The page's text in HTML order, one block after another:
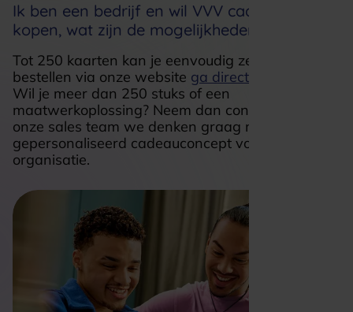
Ik ben een bedrijf en wil VVV cadeaukaarten
kopen, wat zijn de mogelijkheden?
Tot 250 kaarten kan je eenvoudig zelf online
bestellen via onze website ga direct aan de slag
Wil je meer dan 250 stuks of een
maatwerkoplossing? Neem dan contact op met
onze sales team we denken graag mee over een
gepersonaliseerd cadeauconcept voor jouw
organisatie.